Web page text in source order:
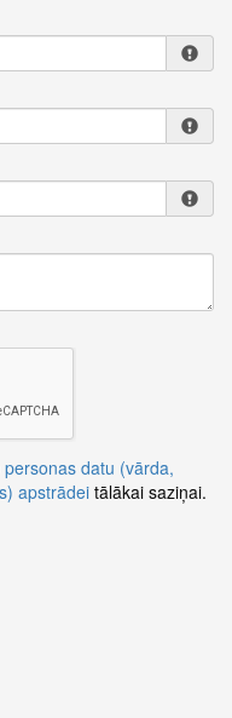
personas datu (vārda,
apstrādei tālākai saziņai.